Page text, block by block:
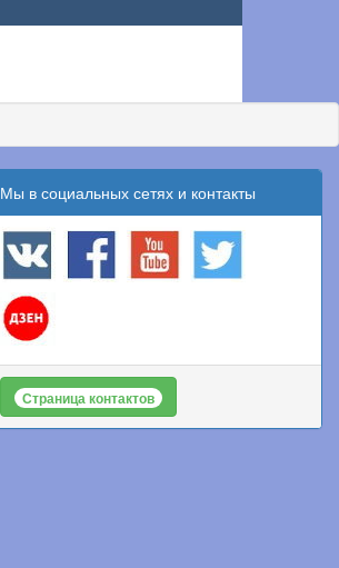
Мы в социальных сетях и контакты
Страница контактов